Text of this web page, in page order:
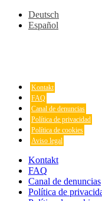
Deutsch
Español
Kontakt
FAQ
Canal de denuncias
Política de privacidad
Política de cookies
Aviso legal
Kontakt
FAQ
Canal de denuncias
Política de